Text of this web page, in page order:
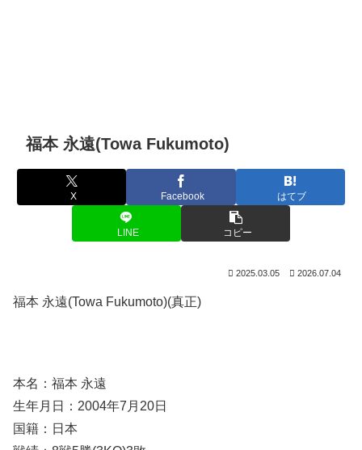
福本 永遠(Towa Fukumoto)
X Facebook はてブ
LINE コピー
2025.03.05 2026.07.04
福本 永遠(Towa Fukumoto)(真正)
本名：福本 永遠
生年月日：2004年7月20日
国籍：日本